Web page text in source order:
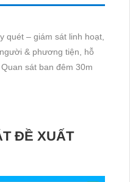
quét – giám sát linh hoạt,
& phương tiện, hỗ
sát ban đêm 30m
ĐỀ XUẤT